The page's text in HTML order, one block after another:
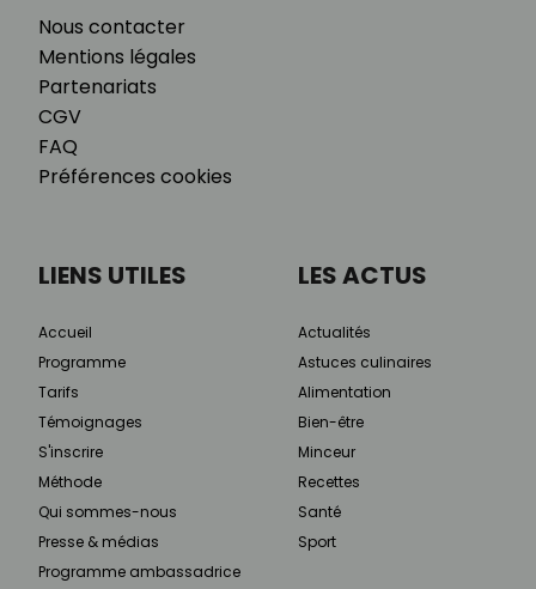
Nous contacter
Mentions légales
Partenariats
CGV
FAQ
Préférences cookies
LIENS UTILES
Accueil
Programme
Tarifs
Témoignages
S'inscrire
Méthode
Qui sommes-nous
Presse & médias
Programme ambassadrice
LES ACTUS
Actualités
Astuces culinaires
Alimentation
Bien-être
Minceur
Recettes
Santé
Sport